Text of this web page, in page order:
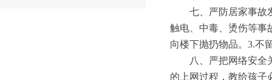
七、严防居家事故
触电、中毒、烫伤等事
向楼下抛扔物品。3.不
八、严把网络安全
的上网过程，教给孩子